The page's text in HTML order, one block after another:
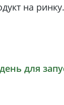
на ринку.
для